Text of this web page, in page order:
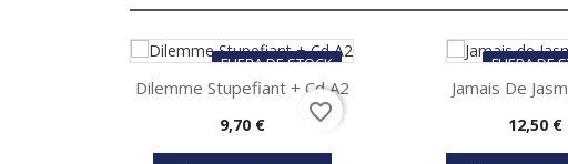
FUERA DE STOCK
Vista rápida
Dilemme Stupefiant + Cd A2
Precio
9,70 € favorite_border
FUERA DE
Vista
Jamais De
Precio
12,50 €